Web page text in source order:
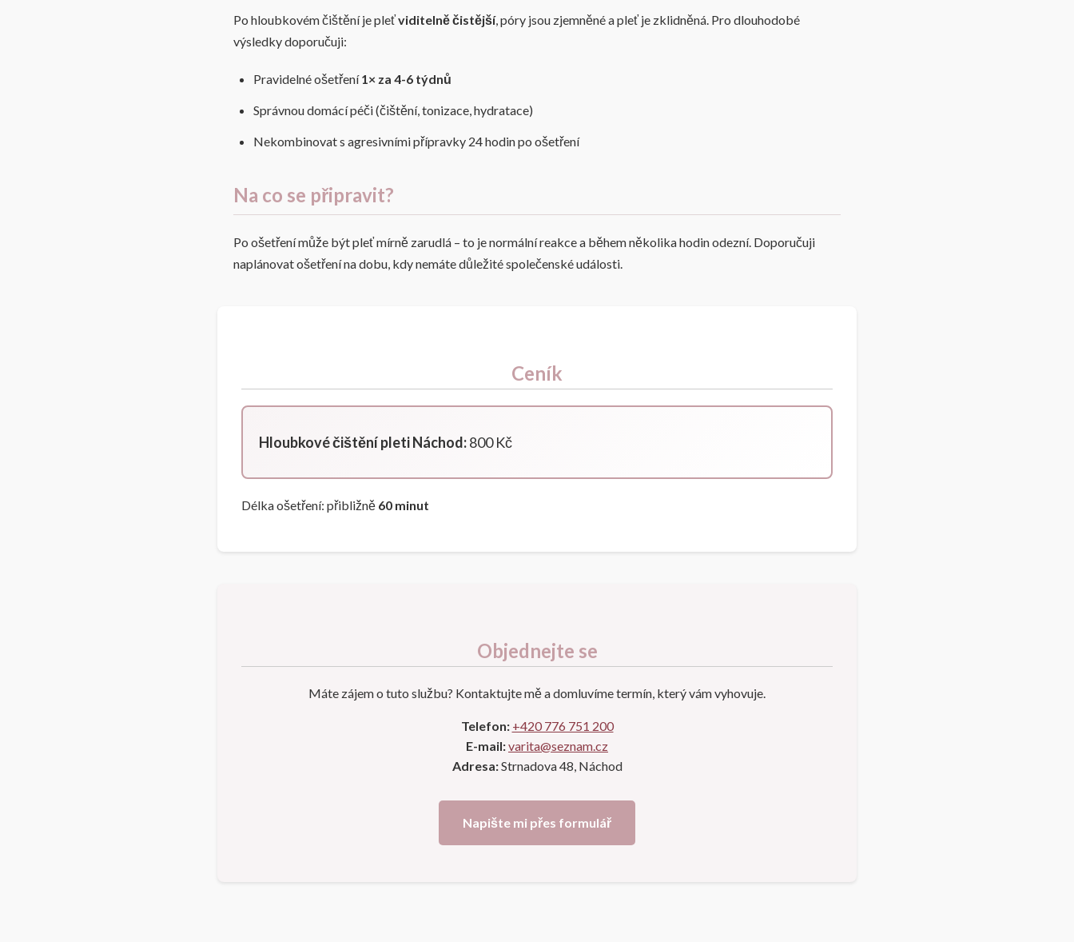
Po hloubkovém čištění je pleťviditelně čistější, póry jsou zjemněné a pleť je zklidněná. Pro dlouhodobé
výsledky doporučuji:
Pravidelné ošetření1× za 4-6 týdnů
Správnou domácí péči (čištění, tonizace, hydratace)
Nekombinovat s agresivními přípravky 24 hodin po ošetření
Na co se připravit?
Po ošetření může být pleť mírně zarudlá – to je normální reakce a během několika hodin odezní. Doporučuji
naplánovat ošetření na dobu, kdy nemáte důležité společenské události.
Ceník
Hloubkové čištění pleti Náchod:800 Kč
Délka ošetření: přibližně 60 minut
Objednejte se
Máte zájem o tuto službu? Kontaktujte mě a domluvíme termín, který vám vyhovuje.
Telefon: +420 776 751 200
E-mail:varita@seznam.cz
Adresa:Strnadova 48, Náchod
Napište mi přes formulář